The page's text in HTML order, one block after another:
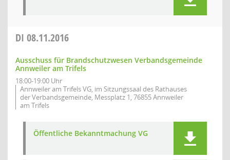
DI 08.11.2016
Ausschuss für Brandschutzwesen Verbandsgemeinde
Annweiler am Trifels
18:00-19:00 Uhr
Annweiler am Trifels VG, im Sitzungssaal des Rathauses
der Verbandsgemeinde, Messplatz 1, 76855 Annweiler
am Trifels
Öffentliche Bekanntmachung VG